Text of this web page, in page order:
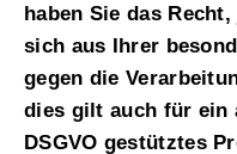
haben Sie das
sich aus Ihrer
gegen die
dies gilt auch für ein
DSGVO gestütztes